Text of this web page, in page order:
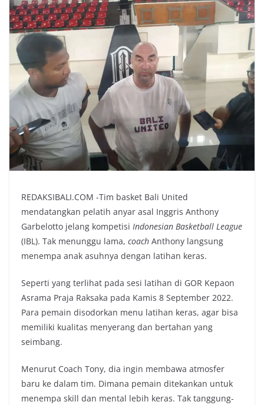
REDAKSIBALI.COM -Tim basket Bali United
mendatangkan pelatih anyar asal Inggris Anthony
Garbelotto jelang kompetisi Indonesian Basketball League
(IBL). Tak menunggu lama, coach Anthony langsung
menempa anak asuhnya dengan latihan keras.
Seperti yang terlihat pada sesi latihan di GOR Kepaon
Asrama Praja Raksaka pada Kamis 8 September 2022.
Para pemain disodorkan menu latihan keras, agar bisa
memiliki kualitas menyerang dan bertahan yang
seimbang.
Menurut Coach Tony, dia ingin membawa atmosfer
baru ke dalam tim. Dimana pemain ditekankan untuk
menempa skill dan mental lebih keras. Tak tanggung-